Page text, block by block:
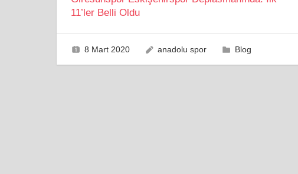
gezinmesi
11’ler Belli Oldu
8 Mart 2020 anadolu spor Blog